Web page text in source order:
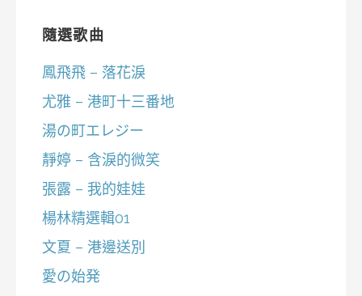
隨選歌曲
鳳飛飛 – 落花淚
尤雅 – 港町十三番地
湯の町エレジー
靜婷 – 含淚的微笑
張露 – 我的娃娃
楊林精選輯01
文夏 – 港邊送別
愛の始発